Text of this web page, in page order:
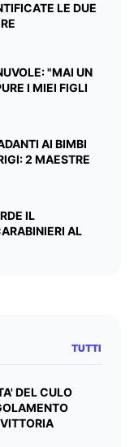
LE DUE
"MAI UN
I MIEI FIGLI
AI BIMBI
2 MAESTRE
IL
AL
TUTTI
DEL CULO